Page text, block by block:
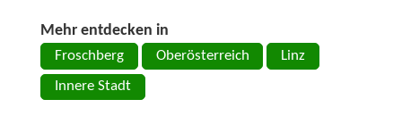
Mehr entdecken in
Froschberg Oberösterreich Linz
Innere Stadt